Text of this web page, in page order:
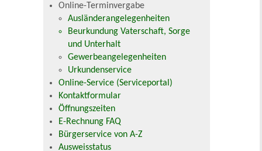
Online-Terminvergabe
Ausländerangelegenheiten
Beurkundung Vaterschaft, Sorge
und Unterhalt
Gewerbeangelegenheiten
Urkundenservice
Online-Service (Serviceportal)
Kontaktformular
Öffnungszeiten
E-Rechnung FAQ
Bürgerservice von A-Z
Ausweisstatus